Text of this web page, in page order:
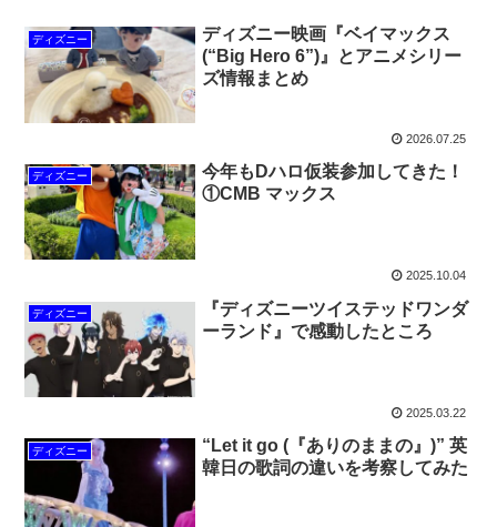
ディズニー
ディズニー映画『ベイマックス
(“Big Hero 6”)』とアニメシリー
ズ情報まとめ
2026.07.25
ディズニー
今年もDハロ仮装参加してきた！
①CMB マックス
2025.10.04
ディズニー
『ディズニーツイステッドワンダ
ーランド』で感動したところ
2025.03.22
ディズニー
“Let it go (『ありのままの』)” 英
韓日の歌詞の違いを考察してみた